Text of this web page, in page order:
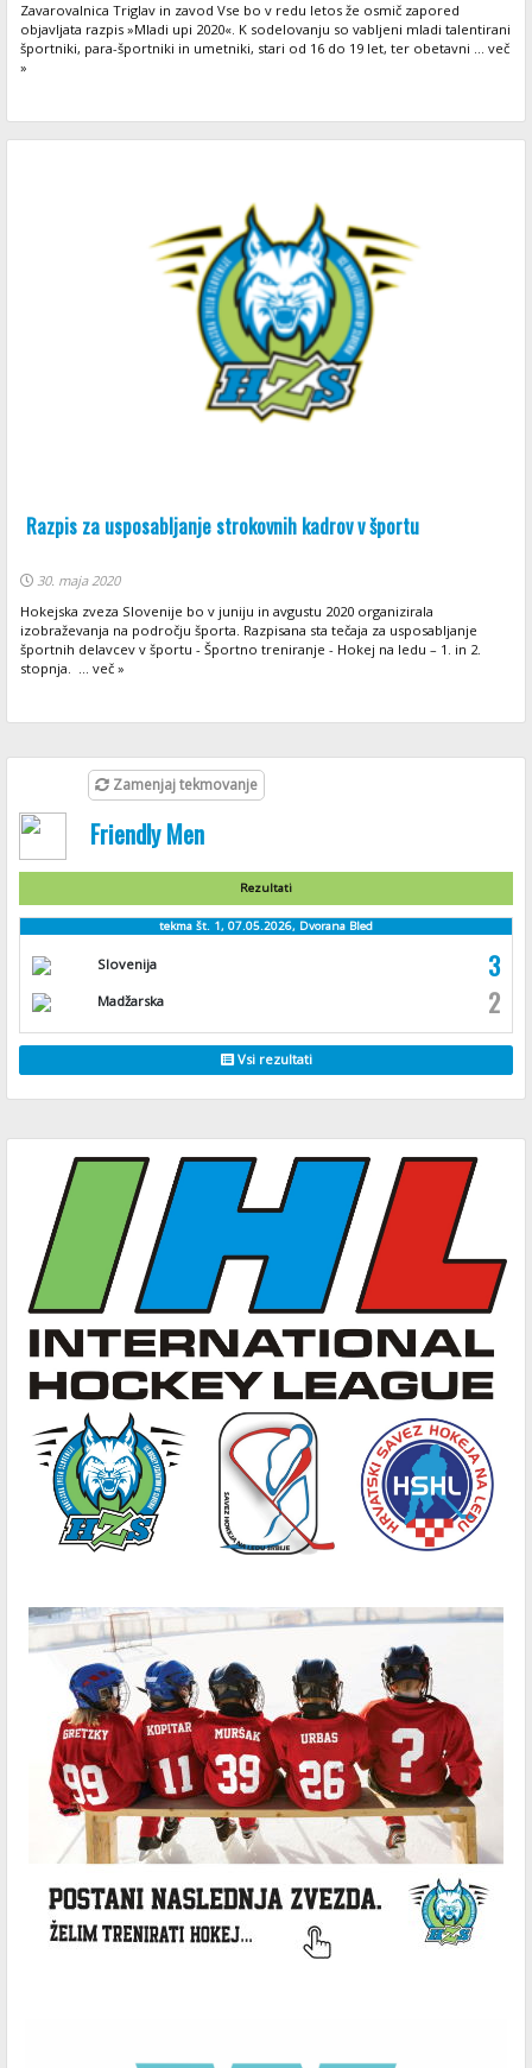
Zavarovalnica Triglav in zavod Vse bo v redu letos že osmič zapored
objavljata razpis »Mladi upi 2020«. K sodelovanju so vabljeni mladi talentirani
športniki, para-športniki in umetniki, stari od 16 do 19 let, ter obetavni ... več
»
Razpis za usposabljanje strokovnih kadrov v športu
30. maja 2020
Hokejska zveza Slovenije bo v juniju in avgustu 2020 organizirala
izobraževanja na področju športa. Razpisana sta tečaja za usposabljanje
športnih delavcev v športu - Športno treniranje - Hokej na ledu – 1. in 2.
stopnja. ... več »
Zamenjaj tekmovanje
Friendly Men
Rezultati
tekma št. 1, 07.05.2026, Dvorana Bled
Slovenija 3
Madžarska 2
Vsi rezultati